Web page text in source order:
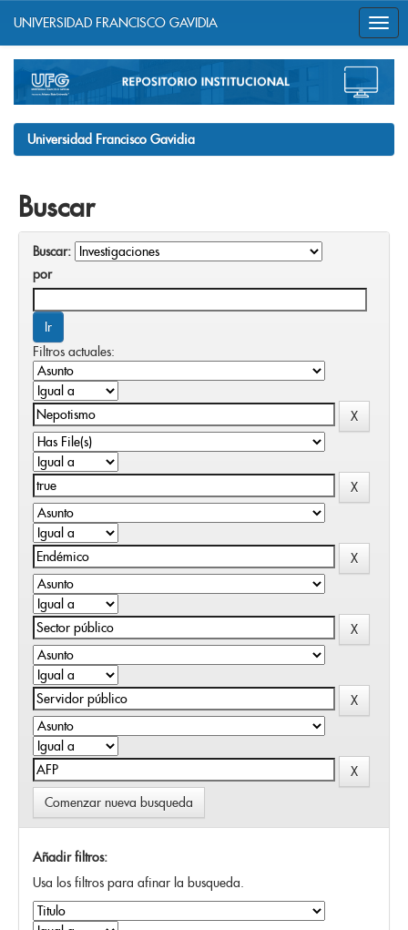
navigation
UNIVERSIDAD FRANCISCO GAVIDIA
Universidad Francisco Gavidia
Buscar
Buscar:
por
Filtros actuales:
Comenzar nueva busqueda
Añadir filtros:
Usa los filtros para afinar la busqueda.